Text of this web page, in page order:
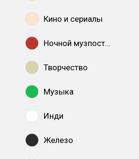
Кино и сериалы
Ночной музпостинг
Творчество
Музыка
Инди
Железо